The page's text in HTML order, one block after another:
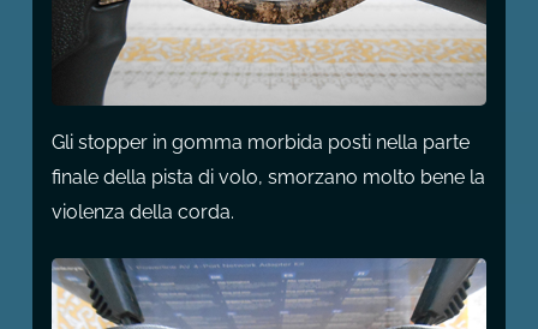
Gli stopper in gomma morbida posti nella parte
finale della pista di volo, smorzano molto bene la
violenza della corda.